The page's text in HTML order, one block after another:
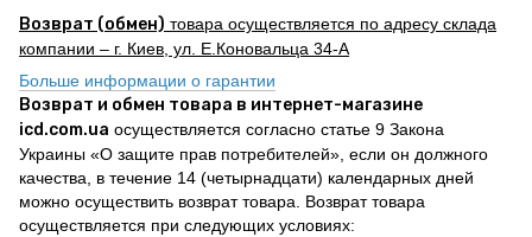
Возврат (обмен) товара осуществляется по адресу склада
компании – г. Киев, ул. Е.Коновальца 34-А
Больше информации о гарантии
Возврат и обмен товара в интернет-магазине
icd.com.ua осуществляется согласно статье 9 Закона
Украины «О защите прав потребителей», если он должного
качества, в течение 14 (четырнадцати) календарных дней
можно осуществить возврат товара. Возврат товара
осуществляется при следующих условиях: